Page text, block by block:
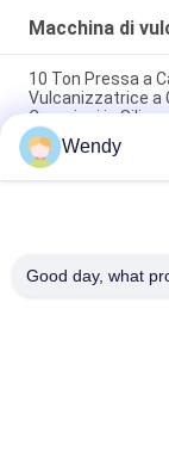
Macchina di
10 Ton Pressa a
Vulcanizzatrice a
Campioni in
Macchina di
controllo dello
Pressa a caldo di
Wendy
Good day, what